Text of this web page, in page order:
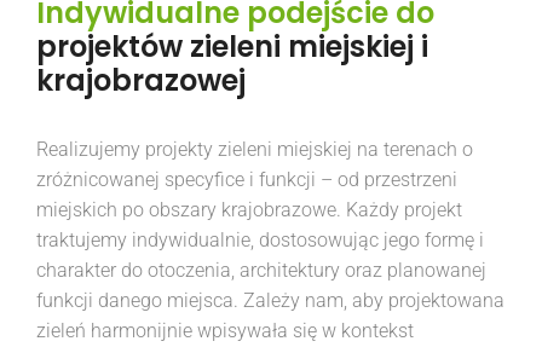
Indywidualne podejście do
projektów zieleni miejskiej i
krajobrazowej
Realizujemy projekty zieleni miejskiej na terenach o
zróżnicowanej specyfice i funkcji – od przestrzeni
miejskich po obszary krajobrazowe. Każdy projekt
traktujemy indywidualnie, dostosowując jego formę i
charakter do otoczenia, architektury oraz planowanej
funkcji danego miejsca. Zależy nam, aby projektowana
zieleń harmonijnie wpisywała się w kontekst